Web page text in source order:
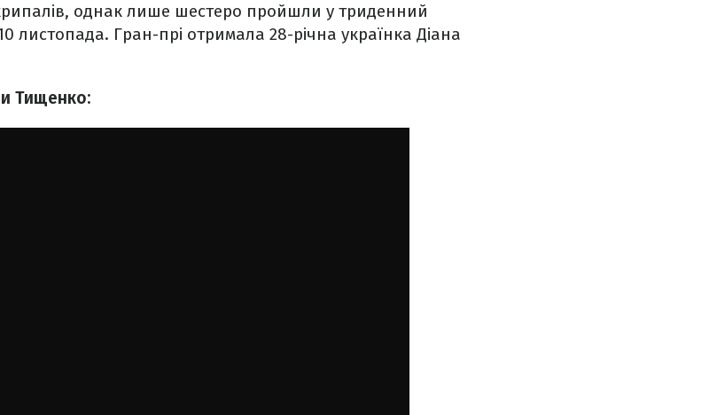
однак лише шестеро пройшли у триденний
листопада. Гран-прі отримала 28-річна українка Діана
Тищенко: